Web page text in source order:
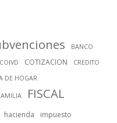
BANCO
COIVD COTIZACION CREDITO
DE HOGAR
FISCAL
hacienda
impuesto